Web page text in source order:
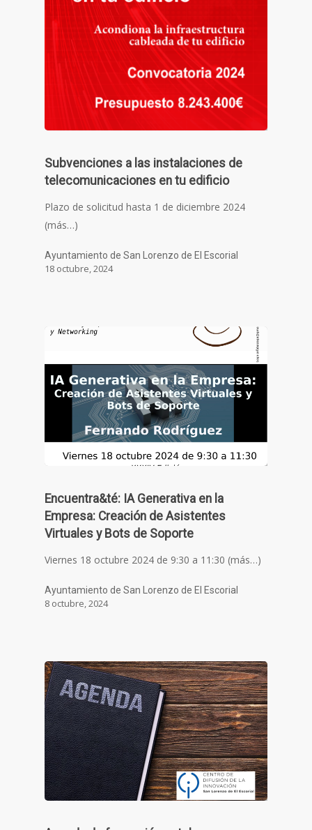
Subvenciones a las instalaciones de
telecomunicaciones en tu edificio
Plazo de solicitud hasta 1 de diciembre 2024
(más…)
Ayuntamiento de San Lorenzo de El Escorial
18 octubre, 2024
Encuentra&té: IA Generativa en la
Empresa: Creación de Asistentes
Virtuales y Bots de Soporte
Viernes 18 octubre 2024 de 9:30 a 11:30 (más…)
Ayuntamiento de San Lorenzo de El Escorial
8 octubre, 2024